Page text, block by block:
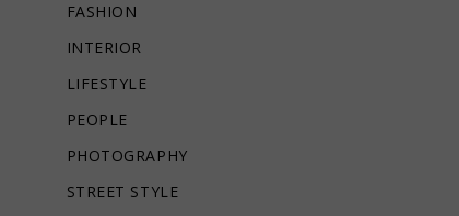
FASHION
INTERIOR
LIFESTYLE
PEOPLE
PHOTOGRAPHY
STREET STYLE